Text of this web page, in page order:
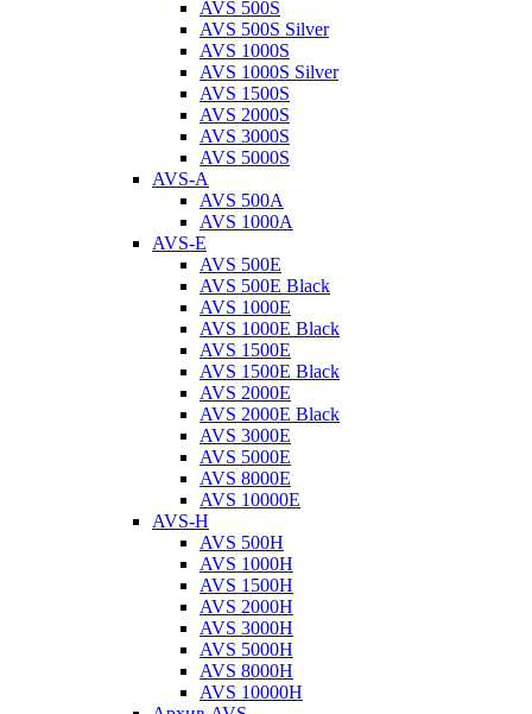
AVS 500S
AVS 500S Silver
AVS 1000S
AVS 1000S Silver
AVS 1500S
AVS 2000S
AVS 3000S
AVS 5000S
AVS-A
AVS 500A
AVS 1000A
AVS-E
AVS 500E
AVS 500E Black
AVS 1000E
AVS 1000E Black
AVS 1500E
AVS 1500E Black
AVS 2000E
AVS 2000E Black
AVS 3000E
AVS 5000E
AVS 8000E
AVS 10000E
AVS-H
AVS 500H
AVS 1000H
AVS 1500H
AVS 2000H
AVS 3000H
AVS 5000H
AVS 8000H
AVS 10000H